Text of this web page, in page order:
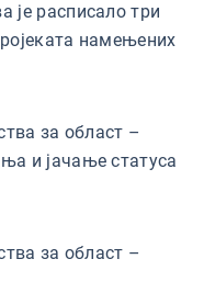
је расписало три
намењених
за област –
и јачање статуса
за област –